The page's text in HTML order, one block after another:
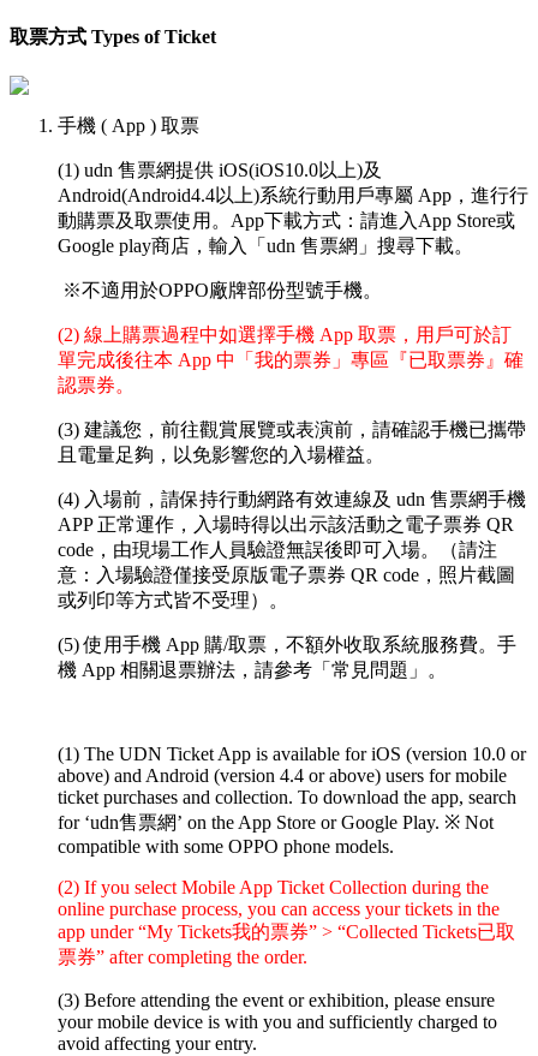
取票方式 Types of Ticket
手機 ( App ) 取票
(1) udn 售票網提供 iOS(iOS10.0以上)及
Android(Android4.4以上)系統行動用戶專屬 App，進行行
動購票及取票使用。App下載方式：請進入App Store或
Google play商店，輸入「udn 售票網」搜尋下載。
※不適用於OPPO廠牌部份型號手機。
(2) 線上購票過程中如選擇手機 App 取票，用戶可於訂
單完成後往本 App 中「我的票券」專區『已取票券』確
認票券。
(3) 建議您，前往觀賞展覽或表演前，請確認手機已攜帶
且電量足夠，以免影響您的入場權益。
(4) 入場前，請保持行動網路有效連線及 udn 售票網手機
APP 正常運作，入場時得以出示該活動之電子票券 QR
code，由現場工作人員驗證無誤後即可入場。（請注
意：入場驗證僅接受原版電子票券 QR code，照片截圖
或列印等方式皆不受理）。
(5) 使用手機 App 購/取票，不額外收取系統服務費。手
機 App 相關退票辦法，請參考「常見問題」。
(1) The UDN Ticket App is available for iOS (version 10.0 or
above) and Android (version 4.4 or above) users for mobile
ticket purchases and collection. To download the app, search
for ‘udn售票網’ on the App Store or Google Play. ※ Not
compatible with some OPPO phone models.
(2) If you select Mobile App Ticket Collection during the
online purchase process, you can access your tickets in the
app under “My Tickets我的票券” > “Collected Tickets已取
票券” after completing the order.
(3) Before attending the event or exhibition, please ensure
your mobile device is with you and sufficiently charged to
avoid affecting your entry.